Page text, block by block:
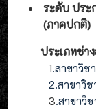
ระดับ ประ
(ภาคปกติ)
ประเภทช่า
1.สาขาวิช
2.สาขาวิช
3.สาขาวิช